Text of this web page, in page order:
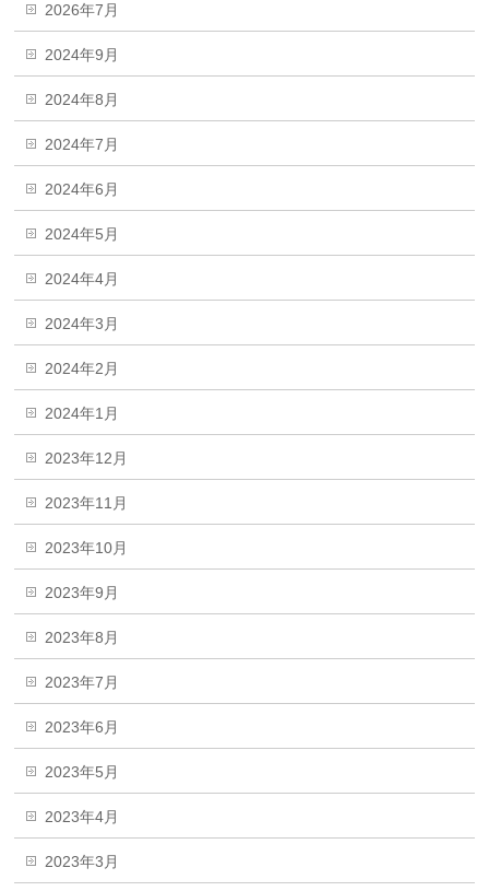
2026年7月
2024年9月
2024年8月
2024年7月
2024年6月
2024年5月
2024年4月
2024年3月
2024年2月
2024年1月
2023年12月
2023年11月
2023年10月
2023年9月
2023年8月
2023年7月
2023年6月
2023年5月
2023年4月
2023年3月